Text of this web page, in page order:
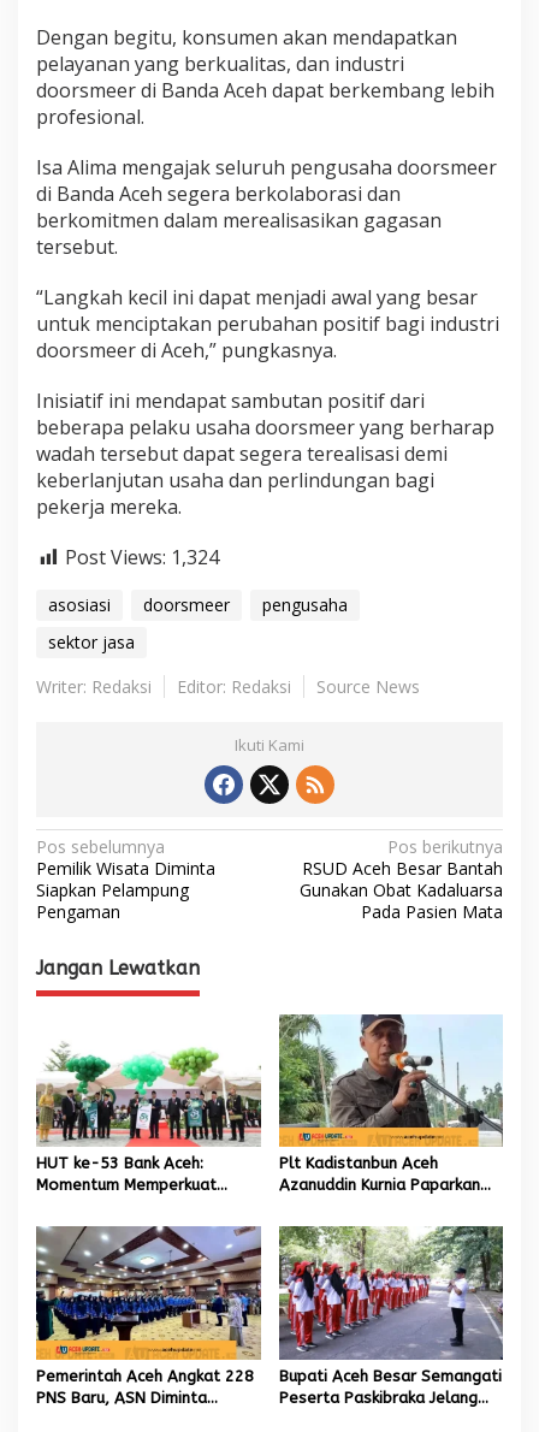
Dengan begitu, konsumen akan mendapatkan
pelayanan yang berkualitas, dan industri
doorsmeer di Banda Aceh dapat berkembang lebih
profesional.
Isa Alima mengajak seluruh pengusaha doorsmeer
di Banda Aceh segera berkolaborasi dan
berkomitmen dalam merealisasikan gagasan
tersebut.
“Langkah kecil ini dapat menjadi awal yang besar
untuk menciptakan perubahan positif bagi industri
doorsmeer di Aceh,” pungkasnya.
Inisiatif ini mendapat sambutan positif dari
beberapa pelaku usaha doorsmeer yang berharap
wadah tersebut dapat segera terealisasi demi
keberlanjutan usaha dan perlindungan bagi
pekerja mereka.
Post Views: 1,324
asosiasi doorsmeer
pengusaha
sektor jasa
Writer: Redaksi
Editor: Redaksi Source News
Ikuti Kami
N
a
v
i
g
s
i
p
o
s
Pos sebelumnya
Pemilik Wisata Diminta
Siapkan Pelampung
Pengaman
Pos berikutnya
RSUD Aceh Besar Bantah
Gunakan Obat Kadaluarsa
Pada Pasien Mata
Jangan Lewatkan
HUT ke-53 Bank Aceh:
Momentum Memperkuat
Keberkahan Bagi Aceh
Plt Kadistanbun Aceh
Azanuddin Kurnia Paparkan
Sawah Rusak Berat
Pascabencana
Pemerintah Aceh Angkat 228
PNS Baru, ASN Diminta
Bupati Aceh Besar Semangati
Peserta Paskibraka Jelang